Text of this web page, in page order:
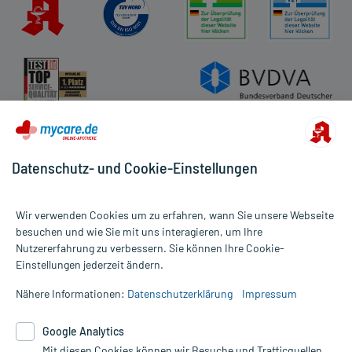
Alle Preise gelten inkl. MwSt., ggf. zzgl. Versandkosten
Informationen auf dieser Website werden ausschließlich für
die Untersuchung und Behandlung durch einen Arzt. Bitte
Therapien eingeleitet werden können. | Diese Webseite benutzt
Datenschutz- und Cookie-Einstellungen
Wir verwenden Cookies um zu erfahren, wann Sie unsere Webseite
besuchen und wie Sie mit uns interagieren, um Ihre
Nutzererfahrung zu verbessern. Sie können Ihre Cookie-
Einstellungen jederzeit ändern.
Nähere Informationen: Datenschutzerklärung Impressum
Google Analytics